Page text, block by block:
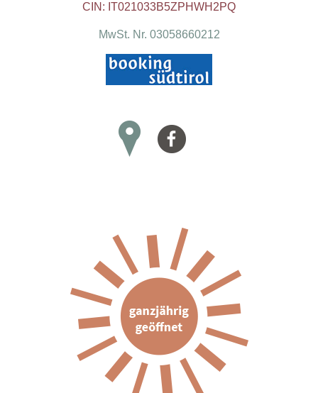
CIN: IT021033B5ZPHWH2PQ
MwSt. Nr. 03058660212